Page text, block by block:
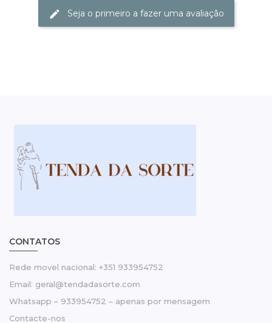
Seja o primeiro a fazer uma avaliação
CONTATOS
Rede movel nacional: +351 933954752
Email: geral@tendadasorte.com
Whatsapp – 933954752 – apenas por mensagem
Contacte-nos